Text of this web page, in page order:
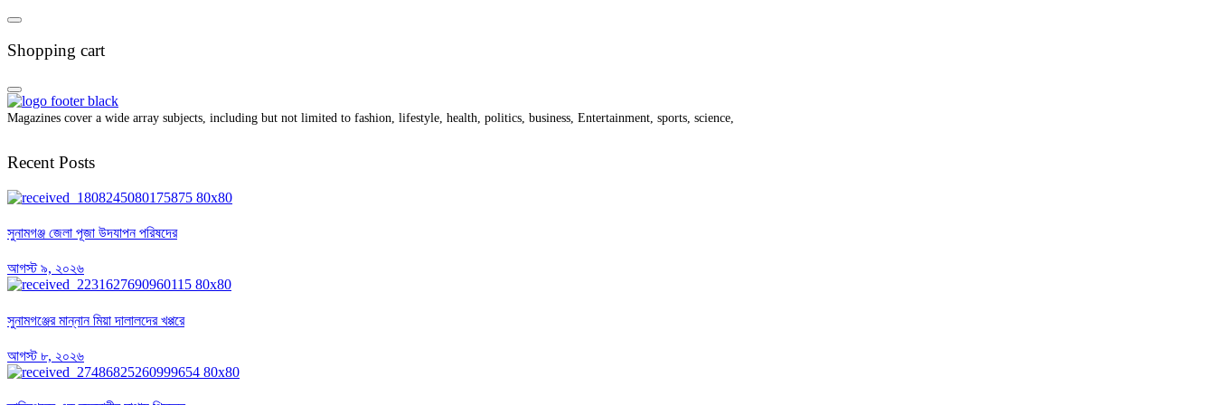
Shopping cart
Magazines cover a wide array subjects, including but not limited to fashion, lifestyle, health, politics, business, Entertainment, sports, science,
Recent Posts
সুনামগঞ্জ জেলা পূজা উদযাপন পরিষদের
আগস্ট ৯, ২০২৬
সুনামগঞ্জের মান্নান মিয়া দালালদের খপ্পরে
আগস্ট ৮, ২০২৬